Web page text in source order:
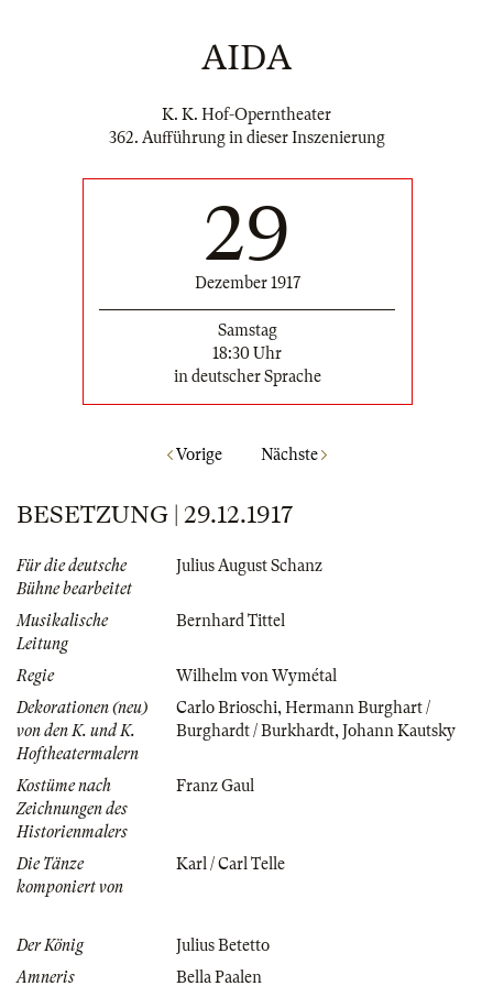
AIDA
K. K. Hof-Operntheater
362. Aufführung in dieser Inszenierung
29
Dezember 1917
Samstag
18:30 Uhr
in deutscher Sprache
Vorige Nächste
BESETZUNG | 29.12.1917
Für die deutsche
Bühne bearbeitet
Julius August Schanz
Musikalische
Leitung
Bernhard Tittel
Regie
Wilhelm von Wymétal
Dekorationen (neu)
von den K. und K.
Hoftheatermalern
Carlo Brioschi,Hermann Burghart /
Burghardt / Burkhardt,Johann Kautsky
Kostüme nach
Zeichnungen des
Historienmalers
Franz Gaul
Die Tänze
komponiert von
Karl / Carl Telle
Der König
Julius Betetto
Amneris
Bella Paalen